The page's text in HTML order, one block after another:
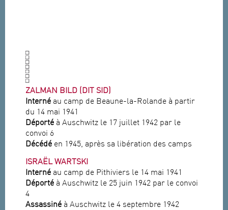
ZALMAN BILD (DIT SID)
Interné au camp de Beaune-la-Rolande à partir
du 14 mai 1941
Déporté à Auschwitz le 17 juillet 1942 par le
convoi 6
Décédé en 1945, après sa libération des camps
ISRAËL WARTSKI
Interné au camp de Pithiviers le 14 mai 1941
Déporté à Auschwitz le 25 juin 1942 par le convoi
4
Assassiné à Auschwitz le 4 septembre 1942